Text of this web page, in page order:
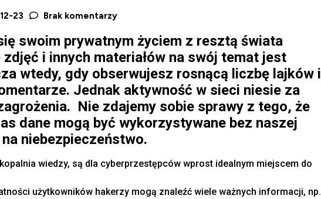
23 Brak komentarzy
swoim prywatnym życiem z resztą świata
i innych materiałów na swój temat jest
wtedy, gdy obserwujesz rosnącą liczbę lajków i
Jednak aktywność w sieci niesie za
Nie zdajemy sobie sprawy z tego, że
dane mogą być wykorzystywane bez naszej
niebezpieczeństwo.
wiedzy, są dla cyberprzestępców wprost idealnym miejscem do
użytkowników hakerzy mogą znaleźć wiele ważnych informacji, np.